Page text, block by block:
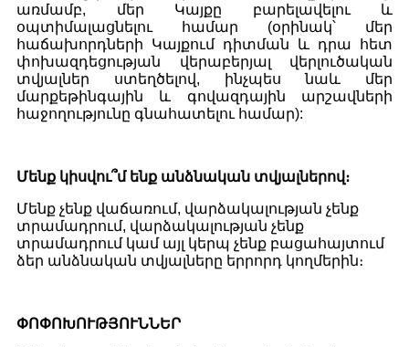
առմամբ, մեր Կայքը բարելավելու և
օպտիմալացնելու համար (օրինակ՝ մեր
հաճախորդների Կայքում դիտման և դրա հետ
փոխազդեցության վերաբերյալ վերլուծական
տվյալներ ստեղծելով, ինչպես նաև մեր
մարքեթինգային և գովազդային արշավների
հաջողությունը գնահատելու համար):
Մենք կիսվու՞մ ենք անձնական տվյալներով։
Մենք չենք վաճառում, վարձակալության չենք
տրամադրում, վարձակալության չենք
տրամադրում կամ այլ կերպ չենք բացահայտում
ձեր անձնական տվյալները երրորդ կողմերին։
ՓՈՓՈԽՈՒԹՅՈՒՆՆԵՐ